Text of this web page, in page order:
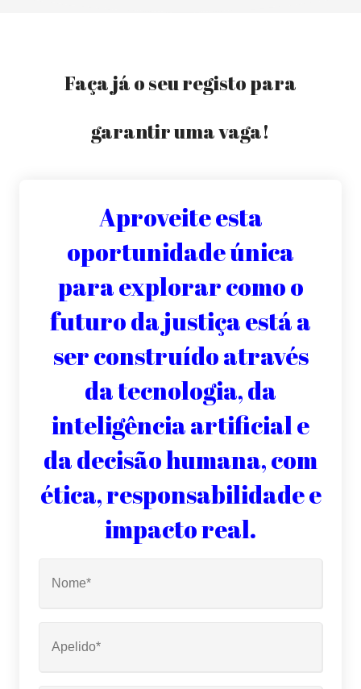
Faça já o seu registo para
garantir uma vaga!
Aproveite esta
oportunidade única
para explorar como o
futuro da justiça está a
ser construído através
da tecnologia, da
inteligência artificial e
da decisão humana, com
ética, responsabilidade e
impacto real.